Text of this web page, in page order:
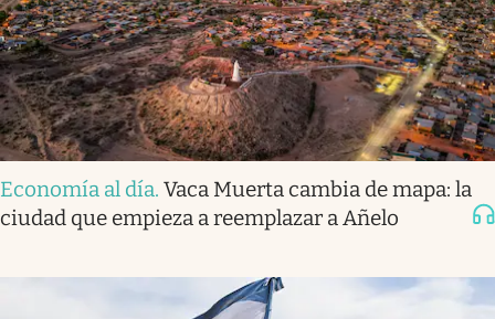
Economía al día. Vaca Muerta cambia de mapa: la
ciudad que empieza a reemplazar a Añelo